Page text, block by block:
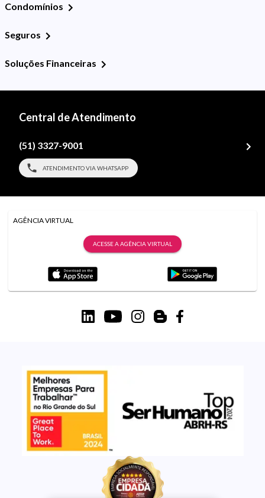
Condomínios
Seguros
Soluções Financeiras
Central de Atendimento
(51) 3327-9001
ATENDIMENTO VIA WHATSAPP
AGÊNCIA VIRTUAL
ACESSE A AGÊNCIA VIRTUAL